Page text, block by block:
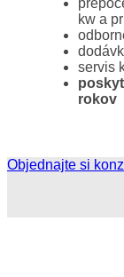
kw a
servis
rokov
Objednajte si